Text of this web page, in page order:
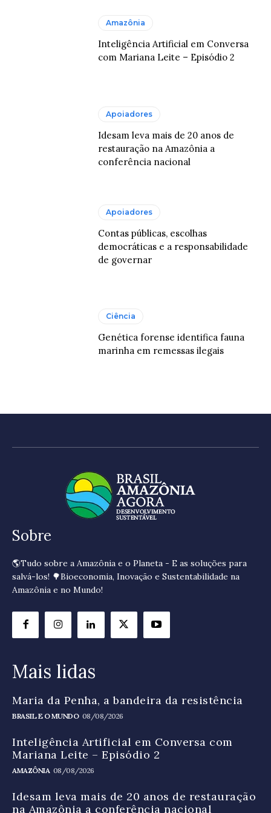
Amazônia
Inteligência Artificial em Conversa
com Mariana Leite – Episódio 2
Apoiadores
Idesam leva mais de 20 anos de
restauração na Amazônia a
conferência nacional
Apoiadores
Contas públicas, escolhas
democráticas e a responsabilidade
de governar
Ciência
Genética forense identifica fauna
marinha em remessas ilegais
Sobre
🌎Tudo sobre a Amazônia e o Planeta - E as soluções para
salvá-los! 🌳Bioeconomia, Inovação e Sustentabilidade na
Amazônia e no Mundo!
Mais lidas
Maria da Penha, a bandeira da resistência
BRASIL E O MUNDO 08/08/2026
Inteligência Artificial em Conversa com
Mariana Leite – Episódio 2
AMAZÔNIA 08/08/2026
Idesam leva mais de 20 anos de restauração
na Amazônia a conferência nacional